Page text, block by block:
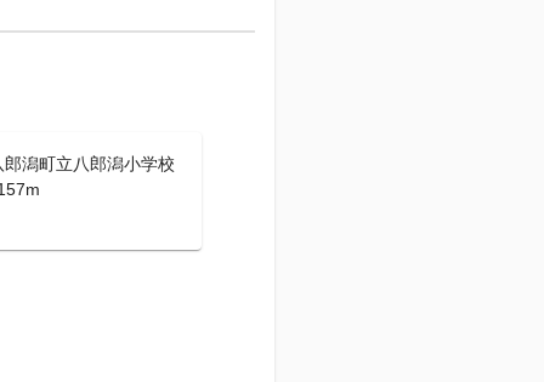
郎潟町立八郎潟小学校